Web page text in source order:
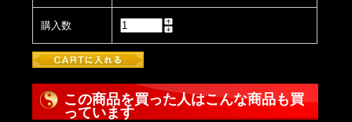
購入数
この商品を買った人はこんな商品も買
っています